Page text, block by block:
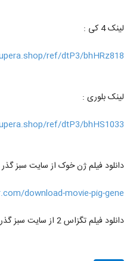
لینک 4 کی :
ref/dtP3/bhHRz818
لینک بلوری :
ref/dtP3/bhHS1033
دانلود فیلم ژن خوک از سایت سبز
download-movie-pig-gene
دانلود فیلم تگزاس 2 از سایت سبز گذر با ایینترنت نیم بها :